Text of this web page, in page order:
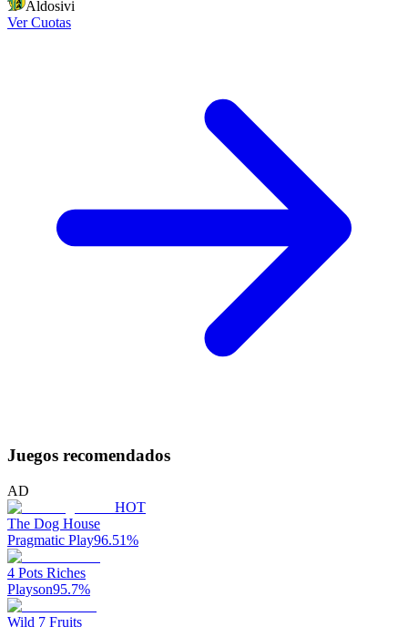
Aldosivi
Ver Cuotas
Juegos recomendados
AD
HOT
The Dog House
Pragmatic Play96.51%
4 Pots Riches
Playson95.7%
Wild 7 Fruits